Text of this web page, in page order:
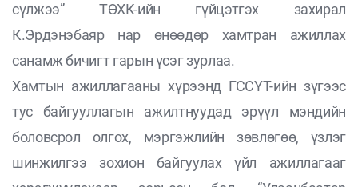
сүлжээ” ТӨХК-ийн гүйцэтгэх захирал
К.Эрдэнэбаяр нар өнөөдөр хамтран ажиллах
санамж бичигт гарын үсэг зурлаа.
Хамтын ажиллагааны хүрээнд ГССҮТ-ийн зүгээс
тус байгууллагын ажилтнуудад эрүүл мэндийн
боловсрол олгох, мэргэжлийн зөвлөгөө, үзлэг
шинжилгээ зохион байгуулах үйл ажиллагааг